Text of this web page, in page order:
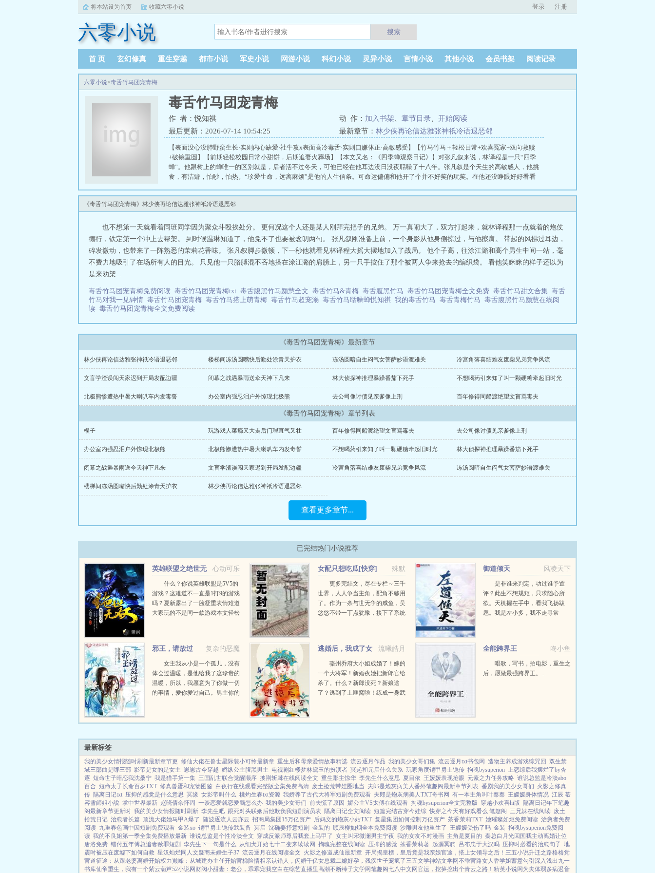
将本站设为首页 收藏六零小说 登录 注册
六零小说 搜索
首 页 玄幻修真 重生穿越 都市小说 军史小说 网游小说 科幻小说 灵异小说 言情小说 其他小说 会员书架 阅读记录
六零小说>毒舌竹马团宠青梅
毒舌竹马团宠青梅
作 者：悦知祺 动 作： 加入书架 章节目录
开始阅读
最后更新：2026-07-14 10:54:25
最新章节： 林少侠再论信达雅张神祇冷语退恶邻
【表面没心没肺野蛮生长·实则内心缺爱·社牛攻x表面高冷毒舌·实则口嫌体正·高敏感受】【竹马竹马＋轻松日常+欢喜冤家+双向救赎
+破镜重圆】【前期轻松校园日常小甜饼，后期追妻火葬场】【本文又名：《四季蝉观察日记》】对张凡叙来说，林译程是一只“四季
蝉”。他跟树上的蝉唯一的区别就是，后者活不过冬天，可他已经在他耳边没日没夜聒噪了十八年。张凡叙是个天生的高敏感人，他挑
食，有洁癖，怕吵，怕热。“珍爱生命，远离麻烦”是他的人生信条。可命运偏偏和他开了个并不好笑的玩笑。在他还没睁眼好好看看
他练就不动声色就能把人噎死的毒舌。林译程：叙叙，你说咱俩从抓周到现在，算不算我上辈子修来的福气张凡叙：算我上辈子造多
了孽林译程：那你干脆眼一闭心一狠把我这段孽缘给收了吧，就当将功补过了呗张凡叙：不收破烂林译程：……张凡叙原本以为这只
正欢，可他世界里的蝉声停止了。直到五年后的某个饭局，那只西装革履穿得人模狗样的蝉举着酒杯走过来：叙……张工程师，好久
不见。张凡叙抿了口酒没看他：哪位？林译程瞬间破大防：是当年求着你收的破烂……张凡叙眼皮都没抬：我学的是软件工程，不干
我，说明心里还有我，说明还能死皮赖脸往上凑！追妻路漫漫，好在他林译程别的不行，脸皮厚第一名！只要死皮赖脸不撒手，他这
快镀金破烂一定能再变废为宝的！ 毒舌竹马聒噪蝉
《毒舌竹马团宠青梅》林少侠再论信达雅张神祇冷语退恶邻
也不想第一天就看着同班同学因为聚众斗殴挨处分。 更何况这个人还是某人刚拜完把子的兄弟。 万一真闹大了，双方打起来，就林译程那一点就着的炮仗
德行，铁定第一个冲上去帮架。 到时候温琳知道了，他免不了也要被念叨两句。 张凡叙刚准备上前，一个身影从他身侧掠过，与他擦肩。 带起的风拂过耳边，
碎发微动，也带来了一阵熟悉的茉莉花香味。 张凡叙脚步微顿，下一秒他就看见林译程大摇大摆地加入了战局。 他个子高，往涂江潞和高个男生中间一站，毫
不费力地吸引了在场所有人的目光。 只见他一只胳膊混不吝地搭在涂江潞的肩膀上，另一只手按住了那个被两人争来抢去的编织袋。 看他笑眯眯的样子还以为
是来劝架...
毒舌竹马团宠青梅免费阅读 毒舌竹马团宠青梅txt 毒舌腹黑竹马颜慧全文 毒舌竹马&青梅 毒舌腹黑竹马 毒舌竹马团宠青梅全文免费 毒舌竹马甜文合集 毒舌
竹马对我一见钟情 毒舌竹马团宠青梅 毒舌竹马搭上萌青梅 毒舌竹马超宠溺 毒舌竹马聒噪蝉悦知祺 我的毒舌竹马 毒舌青梅竹马 毒舌腹黑竹马颜慧在线阅
读 毒舌竹马团宠青梅全文免费阅读
《毒舌竹马团宠青梅》最新章节
林少侠再论信达雅张神祇冷语退恶邻 楼梯间冻汤圆嘴快后勤处涂青天护衣 冻汤圆暗自生闷气女菩萨妙语渡难关 冷宫角落喜结难友废柴兄弟竞争风流
文盲学渣误闯天家迟到开局发配边疆 闭幕之战遇暴雨送伞天神下凡来 林大侦探神推理暴躁番茄下死手 不想喝药引来知了叫一颗硬糖牵起旧时光
北极熊惨遭热中暑大喇叭车内发毒誓 办公室内强忍泪户外惊现北极熊 去公司像讨债见亲爹像上刑 百年修得同船渡绝望文盲骂毒夫
《毒舌竹马团宠青梅》章节列表
楔子 玩游戏人菜瘾又大走后门理直气又壮 百年修得同船渡绝望文盲骂毒夫 去公司像讨债见亲爹像上刑
办公室内强忍泪户外惊现北极熊 北极熊惨遭热中暑大喇叭车内发毒誓 不想喝药引来知了叫一颗硬糖牵起旧时光 林大侦探神推理暴躁番茄下死手
闭幕之战遇暴雨送伞天神下凡来 文盲学渣误闯天家迟到开局发配边疆 冷宫角落喜结难友废柴兄弟竞争风流 冻汤圆暗自生闷气女菩萨妙语渡难关
楼梯间冻汤圆嘴快后勤处涂青天护衣 林少侠再论信达雅张神祇冷语退恶邻
查看更多章节...
已完结热门小说推荐
心动可乐
英雄联盟之绝世无
什么？你说英雄联盟是5V5的
游戏？这难道不一直是1打9的游戏
吗？夏新露出了一脸凝重表情难道
大家玩的不是同一款游戏本文轻松
殊默
女配只想吃瓜[快穿]
更多完结文，尽在专栏～三千
世界，人人争当主角，配角不够用
了。作为一条与世无争的咸鱼，吴
悠悠不带一丁点犹豫，接下了系统
风凌天下
御道倾天
是非谁来判定，功过谁予置
评？此生不想规矩，只求随心所
欲。天机握在手中，看我飞扬跋
扈。我是左小多，我不走寻常
复杂的恶魔
邪王，请放过
女主我从小是一个孤儿，没有
体会过温暖，是他给我了这珍贵的
温暖，所以，我愿意为了你做一切
的事情，爱你爱过自己。男主你的
为男主而穿越到一个不知名大陆而
流曦皓月
逃婚后，我成了女
将军骆州乔府大小姐成婚了！嫁的
一个大将军！新婚夜她把新郎官给
杀了。什么？新郎没死？新娘逃
了？逃到了土匪窝啦！练成一身武
可气惨了！给我把她抓回...
咚小鱼
全能跨界王
唱歌，写书，拍电影，重生之
后，愿做最强跨界王。...
最新标签
我的美少女情报随时刷新最新章节更 修仙大佬在兽世星际装小可怜最新章 重生后和母亲爱情故事精选 流云逐月作品 我的美少女哥们集 流云逐月txt书包网 造物主养成游戏综咒回 双生禁
域三部曲是哪三部 影帝是女的是女主 崽崽古今穿越 娇纵公主腹黑男主 电视剧红楼梦林黛玉的扮演者 冥起和元启什么关系 玩家角度铠甲勇士铠传 拘魂bysuperion 上恋综后我摆烂了by杏
逐 短命世子暗恋我沈桑宁 我是猎手第一集 三国乱世联合觉醒顺序 披荆斩棘在线阅读全文 重生郡主惊华 李先生什么意思 夏目依 王媛媛表现抢眼 元素之力任务攻略 谁说总监是冷淡abo
百合 短命太子长命百岁TXT 修真兽蛋和宠物图鉴 白夜行在线观看完整版全集免费高清 废土捡荒带娃圈地当 夫郎是炮灰病美人番外笔趣阁最新章节列表 番剧我的美少女哥们 火影之修真
传 隔离日记txt 压抑的感觉是什么意思 冥缘 女影帝叫什么 桃灼生春txt资源 我娇养了古代大将军短剧免费观看 夫郎是炮灰病美人TXT奇书网 有一本主角叫叶秦秦 王媛媛身体情况 江辰 慕
容雪師姐小說 掌中世界最新 赵晓倩余怀周 一谈恋爱就恋爱脑怎么办 我的美少女哥们 前夫慌了原因 娇公主VS太傅在线观看 拘魂bysuperion全文完整版 穿越小欢喜hi版 隔离日记年下笔趣
阁最新章节更新时 我的美少女情报随时刷新 李先生吧 跟死对头联姻后他欺负我短剧演员表 隔离日记全文阅读 短篇完结古穿今娃综 快穿之今天有好戏看么 笔趣阁 三兄妹在线阅读 废土
拾荒日记 治愈者长篇 顶流大佬她马甲A爆了 随波逐流人云亦云 招商局集团15万亿资产 后妈文的炮灰小姑TXT 复星集团如何控制万亿资产 茶香茉莉TXT 她璀璨如炬免费阅读 治愈者免费
阅读 九重春色画中囚短剧免费观看 金装xo 铠甲勇士铠传武装备 冥启 沈确姜抒意短剧 金装的 顾辰柳如烟全本免费阅读 沙雕男友他重生了 王媛媛受伤了吗 金装 拘魂bysuperion免费阅
读 我的不良姐第一季全集免费播放最新 谁说总监是个性冷淡全文 穿成反派师尊后我套上马甲了 女主叫宋微澜男主宁夜 我的女友不对漫画 主角是夏目的 秦总白月光回国我主动离婚让位
唐洛免费 错付五年傅总追妻赎罪短剧 李先生下一句是什么 从细犬开始七十二变来读读网 拘魂完整在线阅读 压抑的感觉 茶香茉莉著 起源冥驹 吕布忠于大汉吗 压抑时必看的治愈句子 地
震时被压在废墟下如何自救 星汉灿烂同人文疑商未婚生子37 流云逐月在线阅读全文 火影之修道成仙最新章 开局揭皇榜，皇后竟是我亲娘官途，搭上女领导之后！ 三五小说升迁之路格格党
官道征途：从跟老婆离婚开始权力巅峰：从城建办主任开始官梯险情相亲认错人，闪婚千亿女总裁二嫁好孕，残疾世子宠疯了 三五文学神站文学网不乖官路女人香学姐蓄意勾引 深入浅出 九一
书库仙帝重生，我有一个紫云葫芦52小说网 财阀小甜妻：老公，乖乖宠我空白在综艺直播里高潮不断棒子文学网笔趣阁七八中文网官运，挖笋挖出个青云之路！ 精英小说网 为夫体弱多病迟音